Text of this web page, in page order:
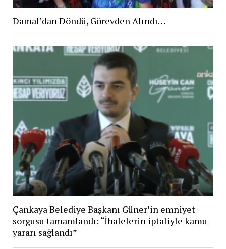
Damal’dan Döndü, Görevden Alındı…
Çankaya Belediye Başkanı Güner’in emniyet
sorgusu tamamlandı: “İhalelerin iptaliyle kamu
yararı sağlandı”